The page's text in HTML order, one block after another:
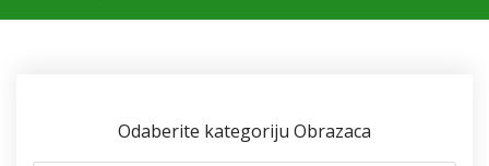
Odaberite kategoriju Obrazaca